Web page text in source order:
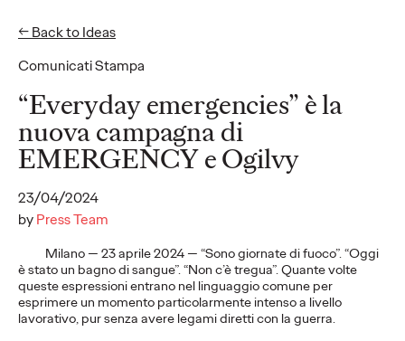
Comunicati Stampa
← Back to Ideas
“Everyday emergencies” è la
nuova campagna di
EMERGENCY e Ogilvy
23/04/2024
byPress Team
Milano — 23 aprile 2024 — “Sono giornate di fuoco”. “Oggi
è stato un bagno di sangue”. “Non c’è tregua”. Quante volte
queste espressioni entrano nel linguaggio comune per
esprimere un momento particolarmente intenso a livello
lavorativo, pur senza avere legami diretti con la guerra.
Privacy Policy
Cookies
Accessibility
Ogilvy Italy Policies
Subscribe
Connect